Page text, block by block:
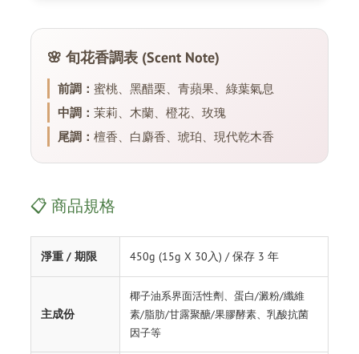
🌸 旬花香調表 (Scent Note)
前調： 蜜桃、黑醋栗、青蘋果、綠葉氣息
中調： 茉莉、木蘭、橙花、玫瑰
尾調： 檀香、白麝香、琥珀、現代乾木香
📋 商品規格
淨重 / 期限 450g (15g X 30入) / 保存 3 年
主成份
椰子油系界面活性劑、蛋白/澱粉/纖維
素/脂肪/甘露聚醣/果膠酵素、乳酸抗菌
因子等